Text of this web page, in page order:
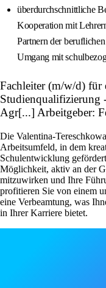
überdurchschnittliche
Kooperation mit
Partnern der
Umgang mit
Fachleiter (m/w/d) für
Studienqualifizierung
Agr[...] Arbeitgeber:
Die Valentina-
Arbeitsumfeld, in dem
Schulentwicklung
Möglichkeit, aktiv an der
mitzuwirken und Ihre
profitieren Sie von einem
eine Verbeamtung, was
in Ihrer Karriere bietet.